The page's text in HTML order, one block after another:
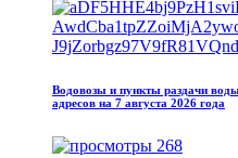
Водовозы и пункты раздачи
адресов на 7 августа 2026 года
268